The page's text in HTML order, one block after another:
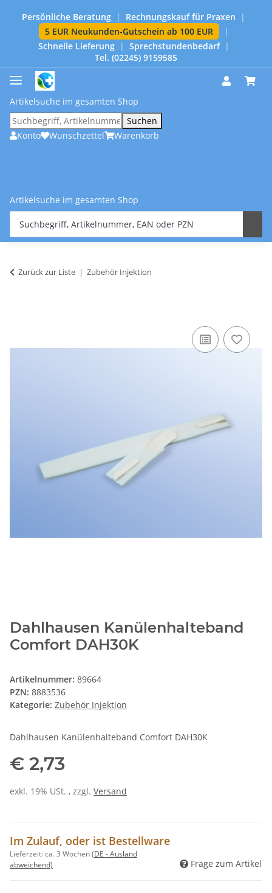
Persönliche Beratung | Rechnungskauf für Praxen
|
5 EUR Neukunden-Gutschein ab 100 EUR
|
Schnelle Lieferung
| Sprechstundenbedarf
|
Tel. (02245) 9159585
Artikelsuche im gesamten Shop
Suchen
Konto
Wunschzettel Warenkorb
Artikelsuche im gesamten Shop
Zurück zur Liste Zubehör Injektion
Dahlhausen Kanülenhalteband
Comfort DAH30K
Artikelnummer: 89664
PZN: 8883536
Kategorie: Zubehör Injektion
Dahlhausen Kanülenhalteband Comfort DAH30K
€ 2,73
exkl. 19% USt. , zzgl. Versand
Im Zulauf, oder ist Bestellware
Lieferzeit:ca. 3 Wochen(DE - Ausland
abweichend)
Frage zum Artikel